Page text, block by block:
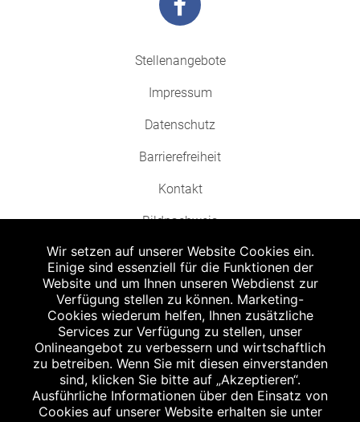
Stellenangebote
Impressum
Datenschutz
Barrierefreiheit
Kontakt
Bildnachweis
Abgabe in haushaltsüblichen Mengen, solange der Vorrat reicht. Für Druck-
und Satzfehler keine Haftung.
Zu Risiken und Nebenwirkungen lesen Sie die Packungsbeilage und fragen
Sie Ihren Arzt oder Apotheker.
Angabe nach der deutschen Arzneimitteltaxe Apothekenerstattungspreis
(AEP). Der AEP ist keine unverbindliche Preisempfehlung der Hersteller. Der
AEP ist ein von den Apotheken in Ansatz gebrachter Preis für rezeptfreie
Arzneimittel. Er entspricht in der Höhe dem für Apotheken verbindlichen
Wir setzen auf unserer Website Cookies ein.
Einige sind essenziell für die Funktionen der
Website und um Ihnen unseren Webdienst zur
Verfügung stellen zu können. Marketing-
Cookies wiederum helfen, Ihnen zusätzliche
Services zur Verfügung zu stellen, unser
Onlineangebot zu verbessern und wirtschaftlich
zu betreiben. Wenn Sie mit diesen einverstanden
sind, klicken Sie bitte auf „Akzeptieren“.
Ausführliche Informationen über den Einsatz von
Cookies auf unserer Website erhalten sie unter